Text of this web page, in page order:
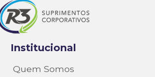
Institucional
Quem Somos